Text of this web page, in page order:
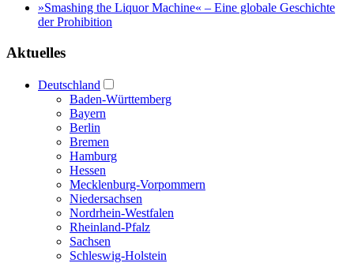
»Smashing the Liquor Machine« ‒ Eine globale Geschichte
der Prohibition
Aktuelles
Deutschland
Baden-Württemberg
Bayern
Berlin
Bremen
Hamburg
Hessen
Mecklenburg-Vorpommern
Niedersachsen
Nordrhein-Westfalen
Rheinland-Pfalz
Sachsen
Schleswig-Holstein